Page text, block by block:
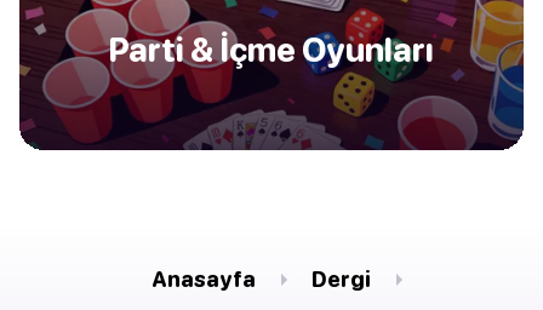
Parti & İçme Oyunları
Anasayfa
Dergi